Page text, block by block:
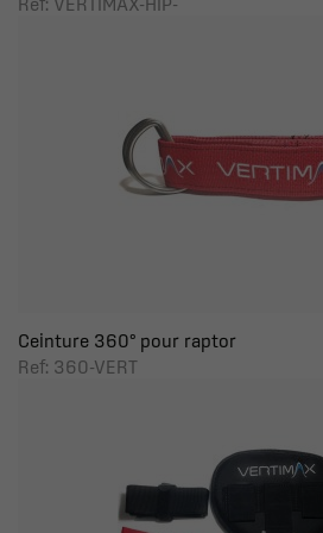
Ceinture 360° pour raptor
Ref: 360-VERT